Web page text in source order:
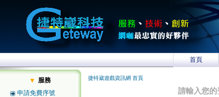
首頁
服務
申請免費序號
捷特崴遊戲資訊網 首頁
請輸入您